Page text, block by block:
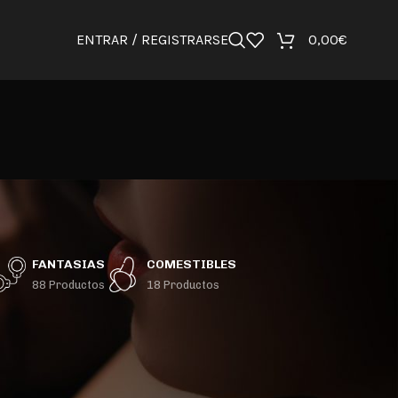
ENTRAR / REGISTRARSE 0,00€
FANTASIAS
88 Productos
COMESTIBLES
18 Productos